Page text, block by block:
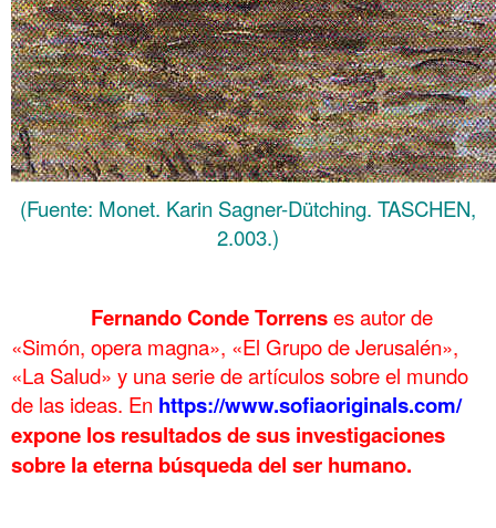
(Fuente: Monet. Karin Sagner-Dütching. TASCHEN,
2.003.)
Fernando Conde Torrenses autor de
«Simón, opera magna», «El Grupo de Jerusalén»,
«La Salud» y una serie de artículos sobre el mundo
de las ideas. En https://www.sofiaoriginals.com/
expone los resultados de sus investigaciones
sobre la eterna búsqueda del ser humano.